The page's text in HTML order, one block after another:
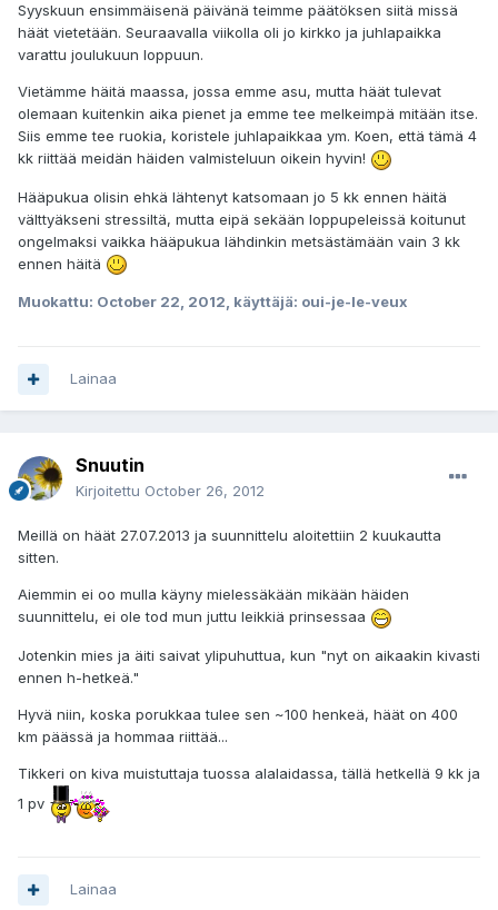
Syyskuun ensimmäisenä päivänä teimme päätöksen siitä missä
häät vietetään. Seuraavalla viikolla oli jo kirkko ja juhlapaikka
varattu joulukuun loppuun.
Vietämme häitä maassa, jossa emme asu, mutta häät tulevat
olemaan kuitenkin aika pienet ja emme tee melkeimpä mitään itse.
Siis emme tee ruokia, koristele juhlapaikkaa ym. Koen, että tämä 4
kk riittää meidän häiden valmisteluun oikein hyvin!
Hääpukua olisin ehkä lähtenyt katsomaan jo 5 kk ennen häitä
välttyäkseni stressiltä, mutta eipä sekään loppupeleissä koitunut
ongelmaksi vaikka hääpukua lähdinkin metsästämään vain 3 kk
ennen häitä
Muokattu: October 22, 2012, käyttäjä: oui-je-le-veux
Lainaa
Snuutin
Kirjoitettu October 26, 2012
Meillä on häät 27.07.2013 ja suunnittelu aloitettiin 2 kuukautta
sitten.
Aiemmin ei oo mulla käyny mielessäkään mikään häiden
suunnittelu, ei ole tod mun juttu leikkiä prinsessaa
Jotenkin mies ja äiti saivat ylipuhuttua, kun "nyt on aikaakin kivasti
ennen h-hetkeä."
Hyvä niin, koska porukkaa tulee sen ~100 henkeä, häät on 400
km päässä ja hommaa riittää...
Tikkeri on kiva muistuttaja tuossa alalaidassa, tällä hetkellä 9 kk ja
1 pv
Lainaa